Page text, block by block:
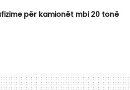
për kamionët mbi 20 tonë